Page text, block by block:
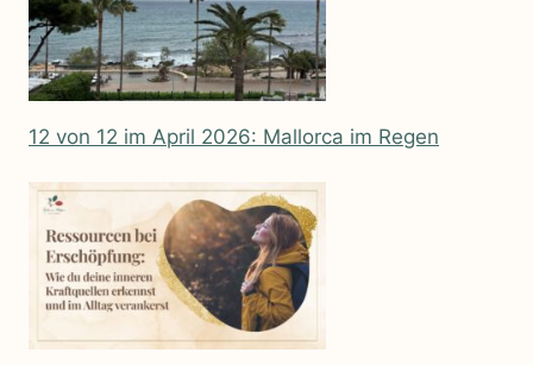
12 von 12 im April 2026: Mallorca im Regen